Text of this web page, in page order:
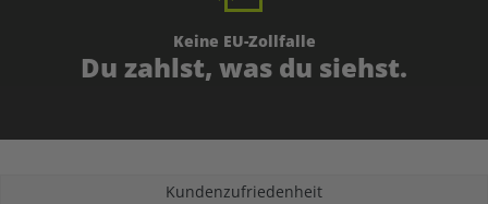
Keine EU-Zollfalle
Du zahlst, was du siehst.
Kundenzufriedenheit